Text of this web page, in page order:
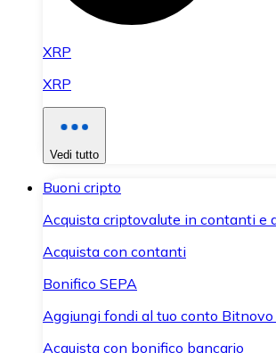
XRP
XRP
Vedi tutto
Buoni cripto
Acquista criptovalute in contanti e
Acquista con contanti
Bonifico SEPA
Aggiungi fondi al tuo conto
Acquista con bonifico bancario